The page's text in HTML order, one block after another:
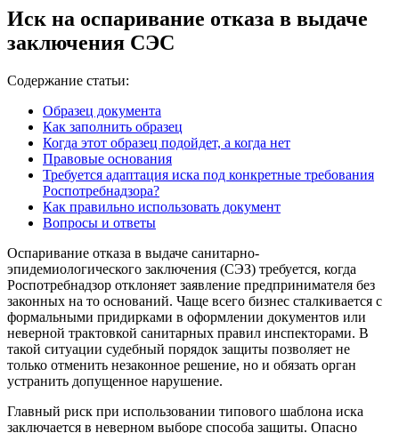
Иск на оспаривание отказа в выдаче
заключения СЭС
Содержание статьи:
Образец документа
Как заполнить образец
Когда этот образец подойдет, а когда нет
Правовые основания
Требуется адаптация иска под конкретные требования
Роспотребнадзора?
Как правильно использовать документ
Вопросы и ответы
Оспаривание отказа в выдаче санитарно-
эпидемиологического заключения (СЭЗ) требуется, когда
Роспотребнадзор отклоняет заявление предпринимателя без
законных на то оснований. Чаще всего бизнес сталкивается с
формальными придирками в оформлении документов или
неверной трактовкой санитарных правил инспекторами. В
такой ситуации судебный порядок защиты позволяет не
только отменить незаконное решение, но и обязать орган
устранить допущенное нарушение.
Главный риск при использовании типового шаблона иска
заключается в неверном выборе способа защиты. Опасно